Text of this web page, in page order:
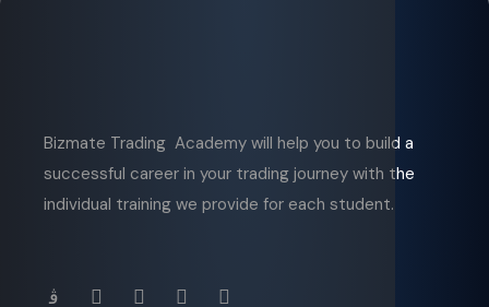
Bizmate Trading Academy will help you to build a
successful career in your trading journey with the
individual training we provide for each student.